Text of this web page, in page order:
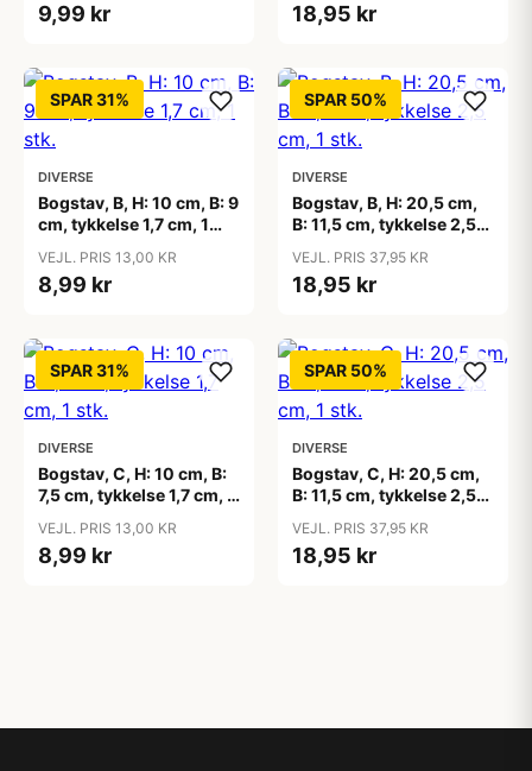
9,99 kr 18,95 kr
SPAR 31%
DIVERSE
Bogstav, B, H: 10 cm, B: 9
cm, tykkelse 1,7 cm, 1
VEJL. PRIS 13,00 KR
8,99 kr
SPAR 50%
DIVERSE
Bogstav, B, H: 20,5 cm,
B: 11,5 cm, tykkelse 2,5
VEJL. PRIS 37,95 KR
18,95 kr
SPAR 31%
DIVERSE
Bogstav, C, H: 10 cm, B:
7,5 cm, tykkelse 1,7 cm, 1
VEJL. PRIS 13,00 KR
8,99 kr
SPAR 50%
DIVERSE
Bogstav, C, H: 20,5 cm,
B: 11,5 cm, tykkelse 2,5
VEJL. PRIS 37,95 KR
18,95 kr